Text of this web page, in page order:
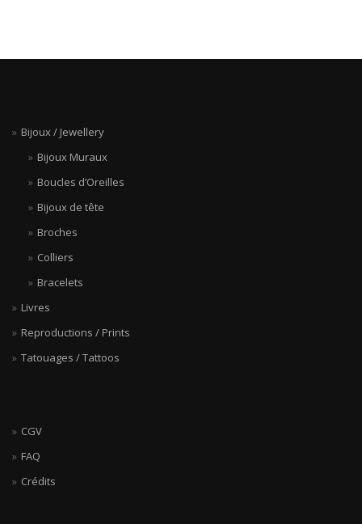
Bijoux / Jewellery
Bijoux Muraux
Boucles d’Oreilles
Bijoux de tête
Broches
Colliers
Bracelets
Livres
Reproductions / Prints
Tatouages / Tattoos
CGV
FAQ
Crédits